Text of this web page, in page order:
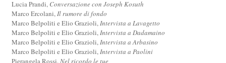
Lucia Prandi, Conversazione con Joseph Kosuth
Marco Ercolani,Il rumore di fondo
Marco Belpoliti e Elio Grazioli,Intervista a Lavagetto
Marco Belpoliti e Elio Grazioli,Intervista a Dadamaino
Marco Belpoliti e Elio Grazioli,Intervista a Arbasino
Marco Belpoliti e Elio Grazioli,Intervista a Paolini
Pierangela Rossi,Nel ricordo le tue